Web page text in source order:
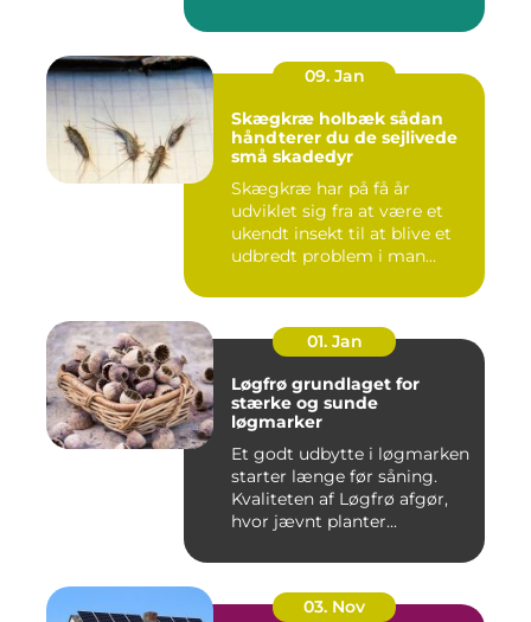
09. Jan
Skægkræ holbæk sådan
håndterer du de sejlivede
små skadedyr
Skægkræ har på få år
udviklet sig fra at være et
ukendt insekt til at blive et
udbredt problem i man...
01. Jan
Løgfrø grundlaget for
stærke og sunde
løgmarker
Et godt udbytte i løgmarken
starter længe før såning.
Kvaliteten af Løgfrø afgør,
hvor jævnt planter...
03. Nov